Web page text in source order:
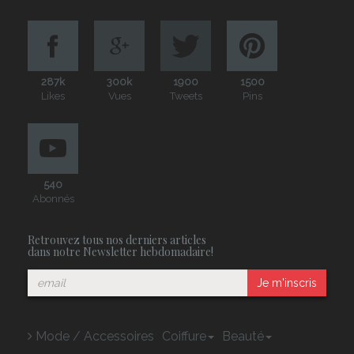
287k
Likes
300k
Vues
1900
Tweets
1500
Pins
540
Abonnés
Retrouvez tous nos derniers articles
dans notre Newsletter hebdomadaire!
Je m'inscris
Mode / Accessoires Coiffure
Beauté